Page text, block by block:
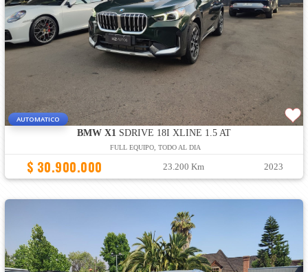
AUTOMATICO
BMW X1SDRIVE 18I XLINE 1.5 AT
FULL EQUIPO, TODO AL DIA
$ 30.900.000 23.200 Km 2023